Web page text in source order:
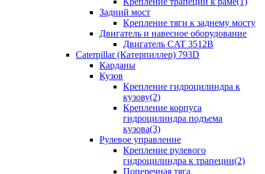
Задний мост
Крепление тяги к заднему мосту
Двигатель и навесное оборудование
Двигатель CAT 3512B
Caterpillar (Катерпиллер) 793D
Карданы
Кузов
Крепление гидроцилиндра к
кузову(2)
Крепление корпуса
гидроцилиндра подъема
кузова(3)
Рулевое управление
Крепление рулевого
гидроцилиндра к трапеции(2)
Поперечная тяга